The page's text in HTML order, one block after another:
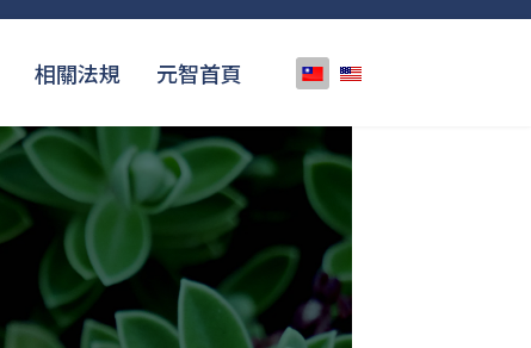
相關法規 元智首頁 選擇你的語言